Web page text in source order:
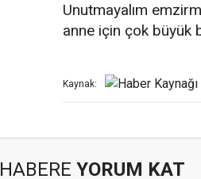
Unutmayalım
anne için çok büyük
Kaynak:
HABERE YORUM KAT